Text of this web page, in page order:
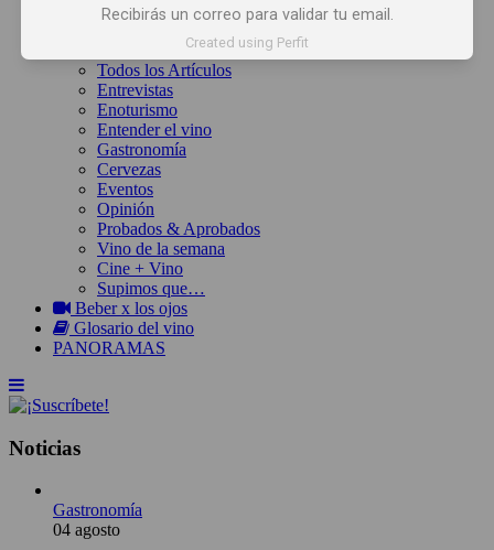
Inicio
Todos los Artículos
Entrevistas
Enoturismo
Entender el vino
Gastronomía
Cervezas
Eventos
Opinión
Probados & Aprobados
Vino de la semana
Cine + Vino
Supimos que…
Beber x los ojos
Glosario del vino
PANORAMAS
Noticias
Gastronomía
04 agosto
Recibirás un correo para validar tu email.
Created using Perfit